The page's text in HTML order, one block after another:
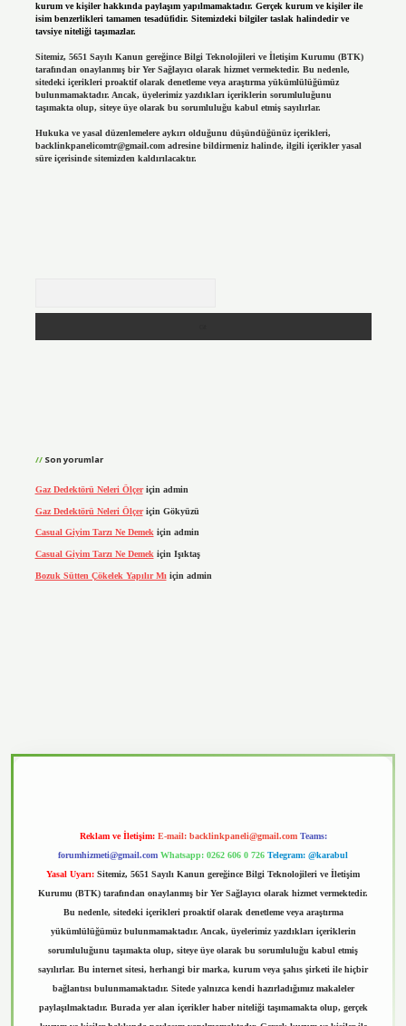
kurum ve kişiler hakkında paylaşım yapılmamaktadır. Gerçek kurum ve kişiler ile
isim benzerlikleri tamamen tesadüfidir. Sitemizdeki bilgiler taslak halindedir ve
tavsiye niteliği taşımazlar.
Sitemiz, 5651 Sayılı Kanun gereğince Bilgi Teknolojileri ve İletişim Kurumu (BTK)
tarafından onaylanmış bir Yer Sağlayıcı olarak hizmet vermektedir. Bu nedenle,
sitedeki içerikleri proaktif olarak denetleme veya araştırma yükümlülüğümüz
bulunmamaktadır. Ancak, üyelerimiz yazdıkları içeriklerin sorumluluğunu
taşımakta olup, siteye üye olarak bu sorumluluğu kabul etmiş sayılırlar.
Hukuka ve yasal düzenlemelere aykırı olduğunu düşündüğünüz içerikleri,
backlinkpanelicomtr@gmail.comadresine bildirmeniz halinde, ilgili içerikler yasal
süre içerisinde sitemizden kaldırılacaktır.
Son yorumlar
Gaz Dedektörü Neleri Ölçeriçin admin
Gaz Dedektörü Neleri Ölçeriçin Gökyüzü
Casual Giyim Tarzı Ne Demekiçin admin
Casual Giyim Tarzı Ne Demek için Işıktaş
Bozuk Sütten Çökelek Yapılır Mı için admin
Reklam ve İletişim: E-mail: backlinkpaneli@gmail.com Teams:
forumhizmeti@gmail.com Whatsapp: 0262 606 0 726 Telegram: @karabul
Yasal Uyarı: Sitemiz, 5651 Sayılı Kanun gereğince Bilgi Teknolojileri ve İletişim
Kurumu (BTK) tarafından onaylanmış bir Yer Sağlayıcı olarak hizmet vermektedir.
Bu nedenle, sitedeki içerikleri proaktif olarak denetleme veya araştırma
yükümlülüğümüz bulunmamaktadır. Ancak, üyelerimiz yazdıkları içeriklerin
sorumluluğunu taşımakta olup, siteye üye olarak bu sorumluluğu kabul etmiş
sayılırlar. Bu internet sitesi, herhangi bir marka, kurum veya şahıs şirketi ile hiçbir
bağlantısı bulunmamaktadır. Sitede yalnızca kendi hazırladığımız makaleler
paylaşılmaktadır. Burada yer alan içerikler haber niteliği taşımamakta olup, gerçek